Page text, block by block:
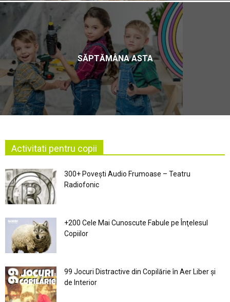
SĂPTĂMÂNA ASTA
Activitati pentru copii
300+ Povești Audio Frumoase – Teatru
Radiofonic
+200 Cele Mai Cunoscute Fabule pe Înţelesul
Copiilor
99 Jocuri Distractive din Copilărie în Aer Liber şi
de Interior